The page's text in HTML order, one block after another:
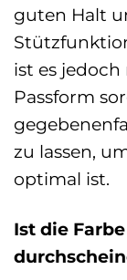
guten Halt
ist es
Passform
zu lassen,
optimal ist.
Ist die